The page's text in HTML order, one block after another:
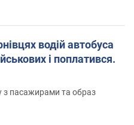
водій автобуса
і поплатився.
з пасажирами та образ